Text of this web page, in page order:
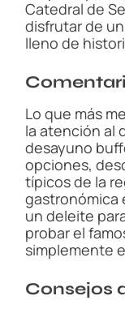
Catedral de
disfrutar de
lleno de
Lo que más
la atención al
desayuno
opciones,
típicos de la
gastronómica
un deleite
probar el
simplemente
Consejos